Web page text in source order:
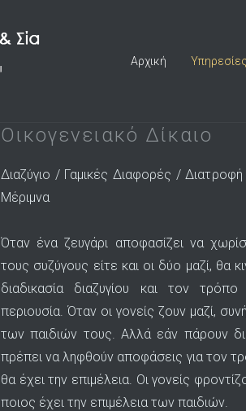
Αρχική Υπηρεσίες
Οικογενειακό Δίκαιο
Διαζύγιο / Γαμικές Διαφορές /
Μέριμνα
Όταν ένα ζευγάρι αποφασίζει να
τους συζύγους είτε και οι δύο μαζί, θα
διαδικασία διαζυγίου και τον
περιουσία. Όταν οι γονείς ζουν μαζί,
των παιδιών τους. Αλλά εάν πάρουν
πρέπει να ληφθούν αποφάσεις για τον
θα έχει την επιμέλεια. Οι γονείς
ποιος έχει την επιμέλεια των παιδιών.